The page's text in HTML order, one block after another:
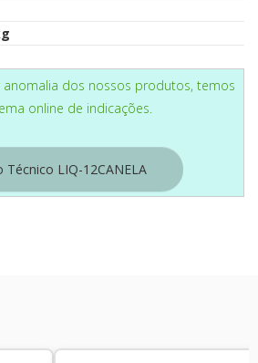
anomalia dos nossos produtos, temos
online de indicações.
Técnico LIQ-12CANELA